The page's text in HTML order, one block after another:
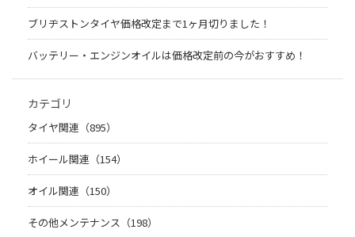
ブリヂストンタイヤ価格改定まで1ヶ月切りました！
バッテリー・エンジンオイルは価格改定前の今がおすすめ！
カテゴリ
タイヤ関連（895）
ホイール関連（154）
オイル関連（150）
その他メンテナンス（198）